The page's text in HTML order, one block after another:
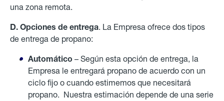
una zona remota.
D. Opciones de entrega. La Empresa ofrece dos tipos
de entrega de propano:
Automático – Según esta opción de entrega, la
Empresa le entregará propano de acuerdo con un
ciclo fijo o cuando estimemos que necesitará
propano. Nuestra estimación depende de una serie